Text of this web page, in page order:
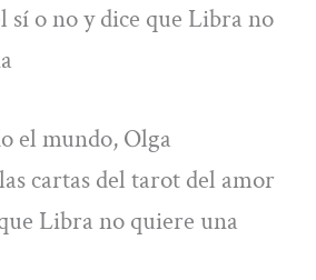
sí o no y dice que Libra no
el mundo, Olga
cartas del tarot del amor
Libra no quiere una